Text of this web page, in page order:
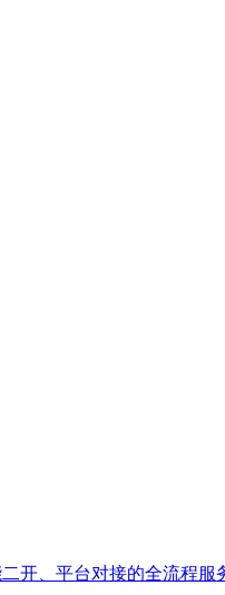
开、平台对接的全流程服